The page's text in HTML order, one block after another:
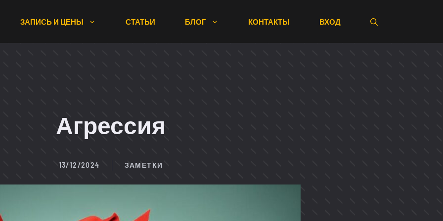
ЗАПИСЬ И ЦЕНЫ СТАТЬИ БЛОГ КОНТАКТЫ ВХОД
Агрессия
13/12/2024 ЗАМЕТКИ